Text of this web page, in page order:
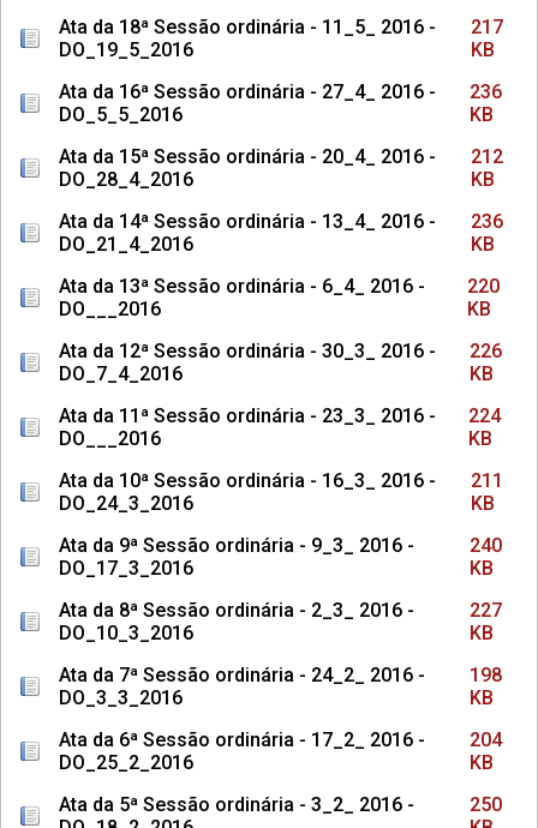
Ata da 18ª Sessão ordinária - 11_5_ 2016 -
DO_19_5_2016
217
KB
Ata da 16ª Sessão ordinária - 27_4_ 2016 -
DO_5_5_2016
236
KB
Ata da 15ª Sessão ordinária - 20_4_ 2016 -
DO_28_4_2016
212
KB
Ata da 14ª Sessão ordinária - 13_4_ 2016 -
DO_21_4_2016
236
KB
Ata da 13ª Sessão ordinária - 6_4_ 2016 -
DO___2016
220
KB
Ata da 12ª Sessão ordinária - 30_3_ 2016 -
DO_7_4_2016
226
KB
Ata da 11ª Sessão ordinária - 23_3_ 2016 -
DO___2016
224
KB
Ata da 10ª Sessão ordinária - 16_3_ 2016 -
DO_24_3_2016
211
KB
Ata da 9ª Sessão ordinária - 9_3_ 2016 -
DO_17_3_2016
240
KB
Ata da 8ª Sessão ordinária - 2_3_ 2016 -
DO_10_3_2016
227
KB
Ata da 7ª Sessão ordinária - 24_2_ 2016 -
DO_3_3_2016
198
KB
Ata da 6ª Sessão ordinária - 17_2_ 2016 -
DO_25_2_2016
204
KB
Ata da 5ª Sessão ordinária - 3_2_ 2016 -
250